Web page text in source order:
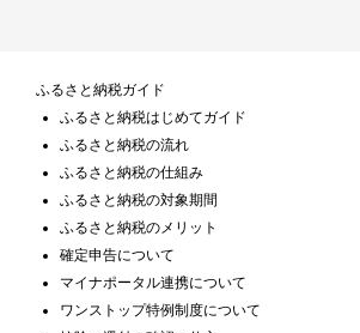
ふるさと納税ガイド
ふるさと納税はじめてガイド
ふるさと納税の流れ
ふるさと納税の仕組み
ふるさと納税の対象期間
ふるさと納税のメリット
確定申告について
マイナポータル連携について
ワンストップ特例制度について